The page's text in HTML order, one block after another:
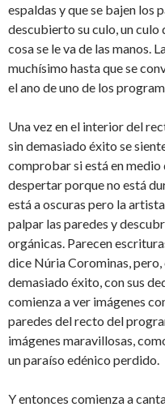
espaldas y que se bajen los
descubierto su culo, un culo
cosa se le va de las manos.
muchísimo hasta que se
el ano de uno de los
Una vez en el interior del
sin demasiado éxito se
comprobar si está en medio
despertar porque no está
está a oscuras pero la
palpar las paredes y
orgánicas. Parecen
dice Núria Corominas,
demasiado éxito, con sus
comienza a ver imágenes
paredes del recto del
imágenes maravillosas,
un paraíso edénico perdido.
Y entonces comienza a